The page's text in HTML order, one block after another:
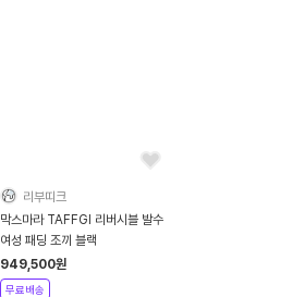
리부띠크
막스마라 TAFFGI 리버시블 발수
여성 패딩 조끼 블랙
949,500원
무료배송